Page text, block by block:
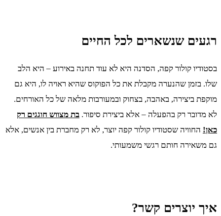
רגעים שנשארים לכל החיים
בסטודיו קולור קפה, הסדנה היא לא עוד תחנה באירוע – היא הלב
שלו. בזמן שהנערה מקבלת את כל הפוקוס שהיא ראויה לו, היא גם
מוקפת ביצירה, באהבה, בצחוק ובמעורבות מלאה של כל האורחים.
לא מדובר רק בהפעלה – אלא ביצירת סיפור. בת מצווש חוגגים רק
כאן! החוויה שסטודיו קולור קפה יוצר, לא רק מחברת בין אנשים, אלא
גם משאירה חותם רגשי משמעותי.
איך יוצרים קשר?